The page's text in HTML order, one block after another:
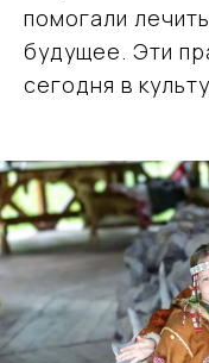
помогали
будущее. Эти
сегодня в